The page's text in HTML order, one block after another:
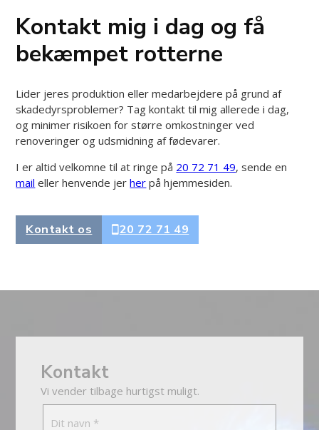
Kontakt mig i dag og få
bekæmpet rotterne
Lider jeres produktion eller medarbejdere på grund af
skadedyrsproblemer? Tag kontakt til mig allerede i dag,
og minimer risikoen for større omkostninger ved
renoveringer og udsmidning af fødevarer.
I er altid velkomne til at ringe på 20 72 71 49, sende en
mail eller henvende jerher på hjemmesiden.
Kontakt os 20 72 71 49
Kontakt
Vi vender tilbage hurtigst muligt.